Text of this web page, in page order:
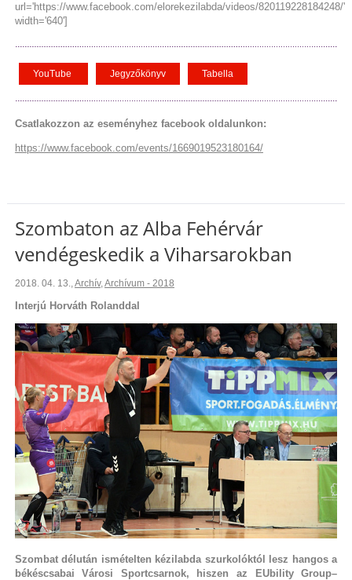
url='https://www.facebook.com/elorekezilabda/videos/820119228184248/'
width='640']
YouTube Jegyzőkönyv Tabella
Csatlakozzon az eseményhez facebook oldalunkon:
https://www.facebook.com/events/1669019523180164/
Szombaton az Alba Fehérvár
vendégeskedik a Viharsarokban
2018. 04. 13.,Archív,Archívum - 2018
Interjú Horváth Rolanddal
Szombat délután ismételten kézilabda szurkolóktól lesz hangos a
békéscsabai Városi Sportcsarnok, hiszen az EUbility Group–